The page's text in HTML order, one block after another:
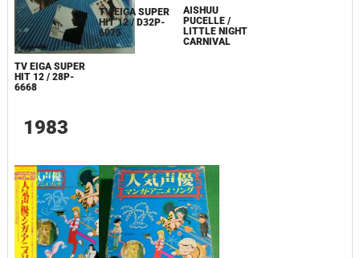
TV EIGA SUPER
HIT 12 / 28P-
6668
TV EIGA SUPER
HIT 12 / D32P-
6075
AISHUU
PUCELLE /
LITTLE NIGHT
CARNIVAL
1983